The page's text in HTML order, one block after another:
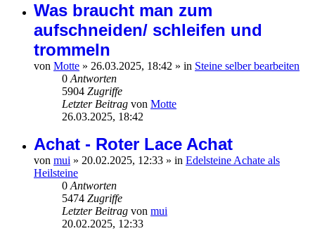
Was braucht man zum
aufschneiden/ schleifen und
trommeln
von Motte » 26.03.2025, 18:42 » in Steine selber bearbeiten
0 Antworten
5904 Zugriffe
Letzter Beitrag von Motte
26.03.2025, 18:42
Achat - Roter Lace Achat
von mui » 20.02.2025, 12:33 » in Edelsteine Achate als
Heilsteine
0 Antworten
5474 Zugriffe
Letzter Beitrag von mui
20.02.2025, 12:33